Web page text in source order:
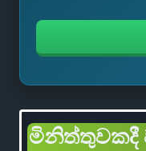
මිනිත්තුවකදී